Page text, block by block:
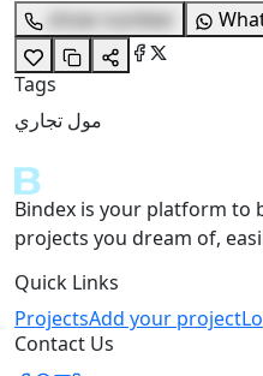
show number
Tags
مول تجاري
Bindex is your platform to
projects you dream of,
Quick Links
ProjectsAdd your project
Contact Us